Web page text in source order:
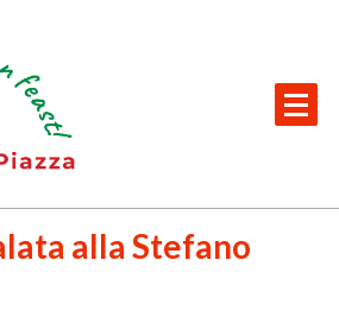
alla Stefano